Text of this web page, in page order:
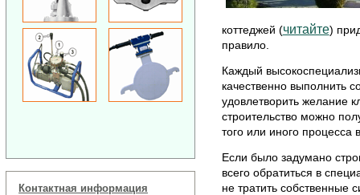
Контактная информация
коттеджей (читайте)
правило.
Каждый
качественно выполнить
удовлетворить желание
строительство можно
того или иного процесса
Если было задумано
всего обратиться в
не тратить собственные